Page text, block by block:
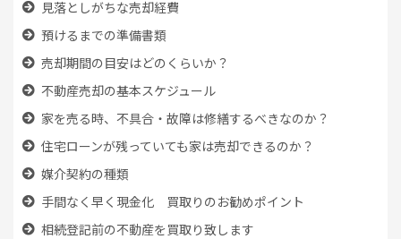
見落としがちな売却経費
預けるまでの準備書類
売却期間の目安はどのくらいか？
不動産売却の基本スケジュール
家を売る時、 不具合・故障は修繕するべきなのか？
住宅ローンが残っていても家は売却できるのか？
媒介契約の種類
手間なく早く現金化 買取りのお勧めポイント
相続登記前の不動産を買取り致します